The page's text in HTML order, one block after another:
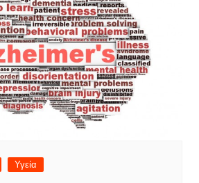
Υγεία